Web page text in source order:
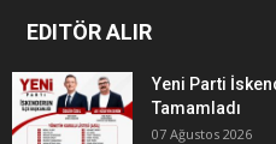
EDITÖR ALIR
Yeni Parti
Tamamladı
07 Ağustos 2026